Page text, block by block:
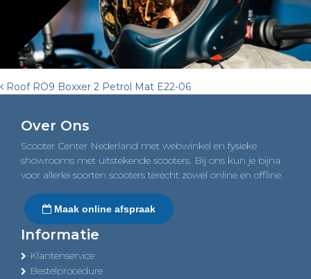
Post
navigation
Roof RO9 Boxxer 2 Petrol Mat E22-06
Over Ons
Scooter Center Nederland met webwinkel en fysieke
showrooms met uitstekende scooters. Bij ons kun je bijna
voor allerlei soorten scooters terecht zowel online en offline.
Maak online afspraak
Informatie
Klantenservice
Bestelprocedure